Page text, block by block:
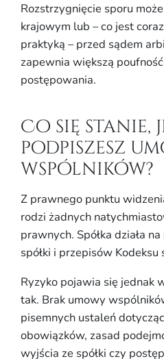
Rozstrzygnięcie sporu
krajowym lub – co jest
praktyką – przed sądem
zapewnia większą
postępowania.
Co się stanie,
podpiszesz
wspólników?
Z prawnego punktu
rodzi żadnych
prawnych. Spółka działa
spółki i przepisów Kodeksu
Ryzyko pojawia się jednak
tak. Brak umowy
pisemnych ustaleń
obowiązków, zasad
wyjścia ze spółki czy